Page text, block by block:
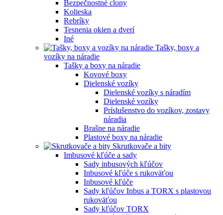
Bezpečnostné clony
Kolieska
Rebríky
Tesnenia okien a dverí
Iné
Tašky, boxy a
vozíky na náradie
Tašky a boxy na náradie
Kovové boxy
Dielenské vozíky
Dielenské vozíky s náradím
Dielenské vozíky
Príslušenstvo do vozíkov, zostavy
náradia
Brašne na náradie
Plastové boxy na náradie
Skrutkovače a bity
Imbusové kľúče a sady
Sady inbusových kľúčov
Inbusové kľúče s rukoväťou
Inbusové kľúče
Sady kľúčov Inbus a TORX s plastovou
rukoväťou
Sady kľúčov TORX